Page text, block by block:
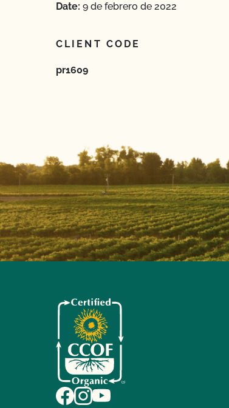
Date: 9 de febrero de 2022
CLIENT CODE
pr1609